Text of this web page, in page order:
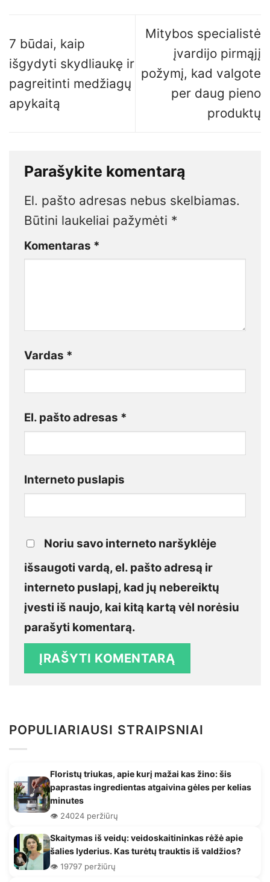
7 būdai, kaip
išgydyti skydliaukę ir
pagreitinti medžiagų
apykaitą
Mitybos specialistė
įvardijo pirmąjį
požymį, kad valgote
per daug pieno
produktų
Parašykite komentarą
El. pašto adresas nebus skelbiamas.
Būtini laukeliai pažymėti *
Komentaras *
Vardas *
El. pašto adresas *
Interneto puslapis
Noriu savo interneto naršyklėje
išsaugoti vardą, el. pašto adresą ir
interneto puslapį, kad jų nebereiktų
įvesti iš naujo, kai kitą kartą vėl norėsiu
parašyti komentarą.
POPULIARIAUSI STRAIPSNIAI
Floristų triukas, apie kurį mažai kas žino: šis
paprastas ingredientas atgaivina gėles per kelias
minutes
👁️ 24024 peržiūrų
Skaitymas iš veidų: veidoskaitininkas rėžė apie
šalies lyderius. Kas turėtų trauktis iš valdžios?
👁️ 19797 peržiūrų